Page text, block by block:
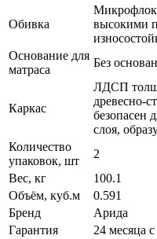
Обивка
Микрофлок
высокими
Основание для
матраса
Без
Каркас
ЛДСП
древесно-
безопасен
слоя,
Количество
упаковок, шт
2
Вес, кг
100.1
Объём, куб.м
0.591
Бренд
Арида
Гарантия
24 месяца